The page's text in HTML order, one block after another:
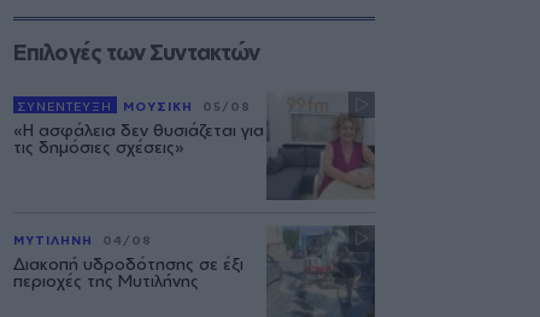
Επιλογές των Συντακτών
ΣΥΝΕΝΤΕΥΞΗ ΜΟΥΣΙΚΗ 05/08
«Η ασφάλεια δεν θυσιάζεται για
τις δημόσιες σχέσεις»
ΜΥΤΙΛΗΝΗ 04/08
Διακοπή υδροδότησης σε έξι
περιοχές της Μυτιλήνης